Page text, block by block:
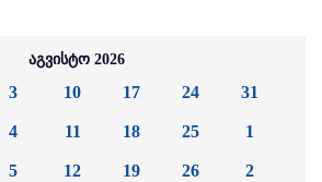
აგვისტო 2026
3
4
5
10
11
12
17
18
19
24
25
26
31
1
2